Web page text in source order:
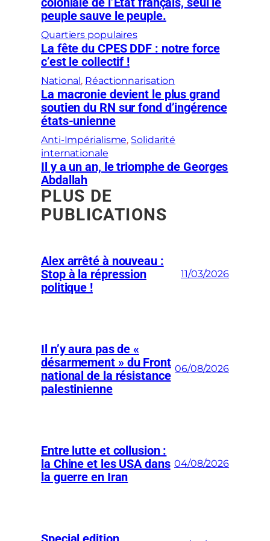
peuple sauve le peuple.
Quartiers populaires
La fête du CPES DDF : notre force
c’est le collectif !
National , Réactionnarisation
La macronie devient le plus grand
soutien du RN sur fond d’ingérence
états-unienne
Anti-Impérialisme, Solidarité
internationale
Il y a un an, le triomphe de Georges
Abdallah
PLUS DE
PUBLICATIONS
Alex arrêté à nouveau :
Stop à la répression
politique !
11/03/2026
Il n’y aura pas de «
désarmement » du Front
national de la résistance
palestinienne
06/08/2026
Entre lutte et collusion :
la Chine et les USA dans
la guerre en Iran
04/08/2026